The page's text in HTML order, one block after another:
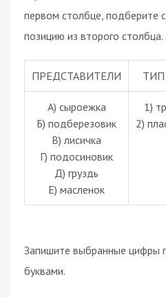
первом столбце, подберите
позицию из второго столбца.
ПРЕДСТАВИТЕЛИ ТИП
А) сыроежка
Б) подберезовик
В) лисичка
Г) подосиновик
Д) груздь
Е) масленок
1)
2)
Запишите выбранные цифры
буквами.